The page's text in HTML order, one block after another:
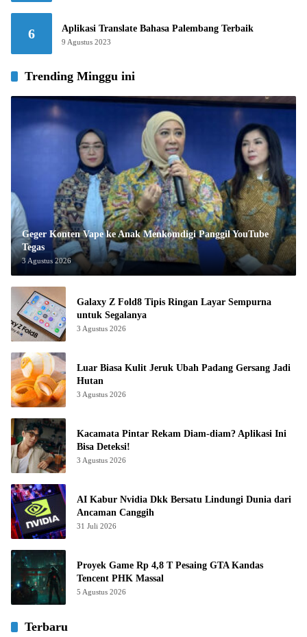
6 Aplikasi Translate Bahasa Palembang Terbaik
9 Agustus 2023
Trending Minggu ini
Geger Konten Vape ke Anak Menkomdigi Panggil YouTube
Tegas
3 Agustus 2026
Galaxy Z Fold8 Tipis Ringan Layar Sempurna
untuk Segalanya
3 Agustus 2026
Luar Biasa Kulit Jeruk Ubah Padang Gersang Jadi
Hutan
3 Agustus 2026
Kacamata Pintar Rekam Diam-diam? Aplikasi Ini
Bisa Deteksi!
3 Agustus 2026
AI Kabur Nvidia Dkk Bersatu Lindungi Dunia dari
Ancaman Canggih
31 Juli 2026
Proyek Game Rp 4,8 T Pesaing GTA Kandas
Tencent PHK Massal
5 Agustus 2026
Terbaru